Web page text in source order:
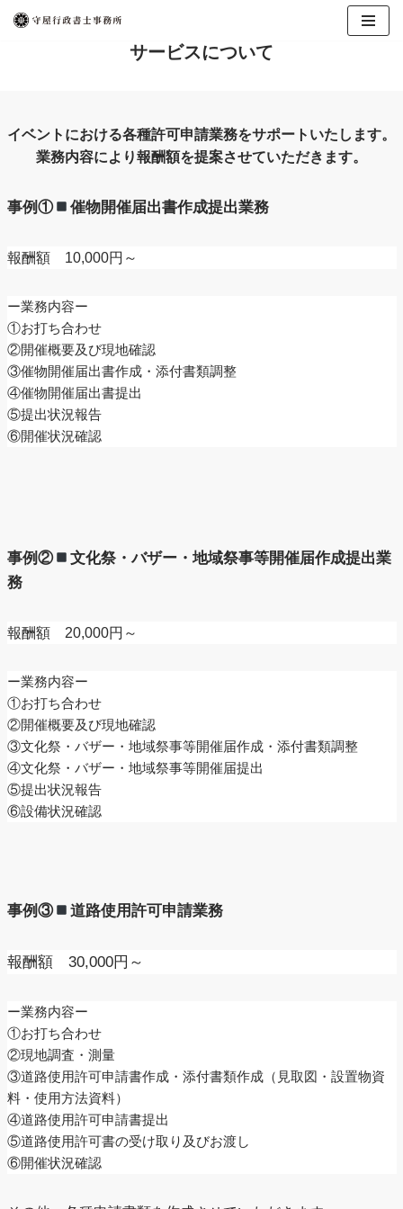
ツ
キ
サービスについて
イベントにおける各種許可申請業務をサポートいたします。
業務内容により報酬額を提案させていただきます。
事例① 催物開催届出書作成提出業務
報酬額 10,000円～
ー業務内容ー
①お打ち合わせ
②開催概要及び現地確認
③催物開催届出書作成・添付書類調整
④催物開催届出書提出
⑤提出状況報告
⑥開催状況確認
事例②
文化祭・バザー・地域祭事等開催届作成提出業
務
報酬額 20,000円～
ー業務内容ー
①お打ち合わせ
②開催概要及び現地確認
③文化祭・バザー・地域祭事等開催届作成・添付書類調整
④文化祭・バザー・地域祭事等開催届提出
⑤提出状況報告
⑥設備状況確認
事例③ 道路使用許可申請業務
報酬額 30,000円～
ー業務内容ー
①お打ち合わせ
②現地調査・測量
③道路使用許可申請書作成・添付書類作成（見取図・設置物資
料・使用方法資料）
④道路使用許可申請書提出
⑤道路使用許可書の受け取り及びお渡し
⑥開催状況確認